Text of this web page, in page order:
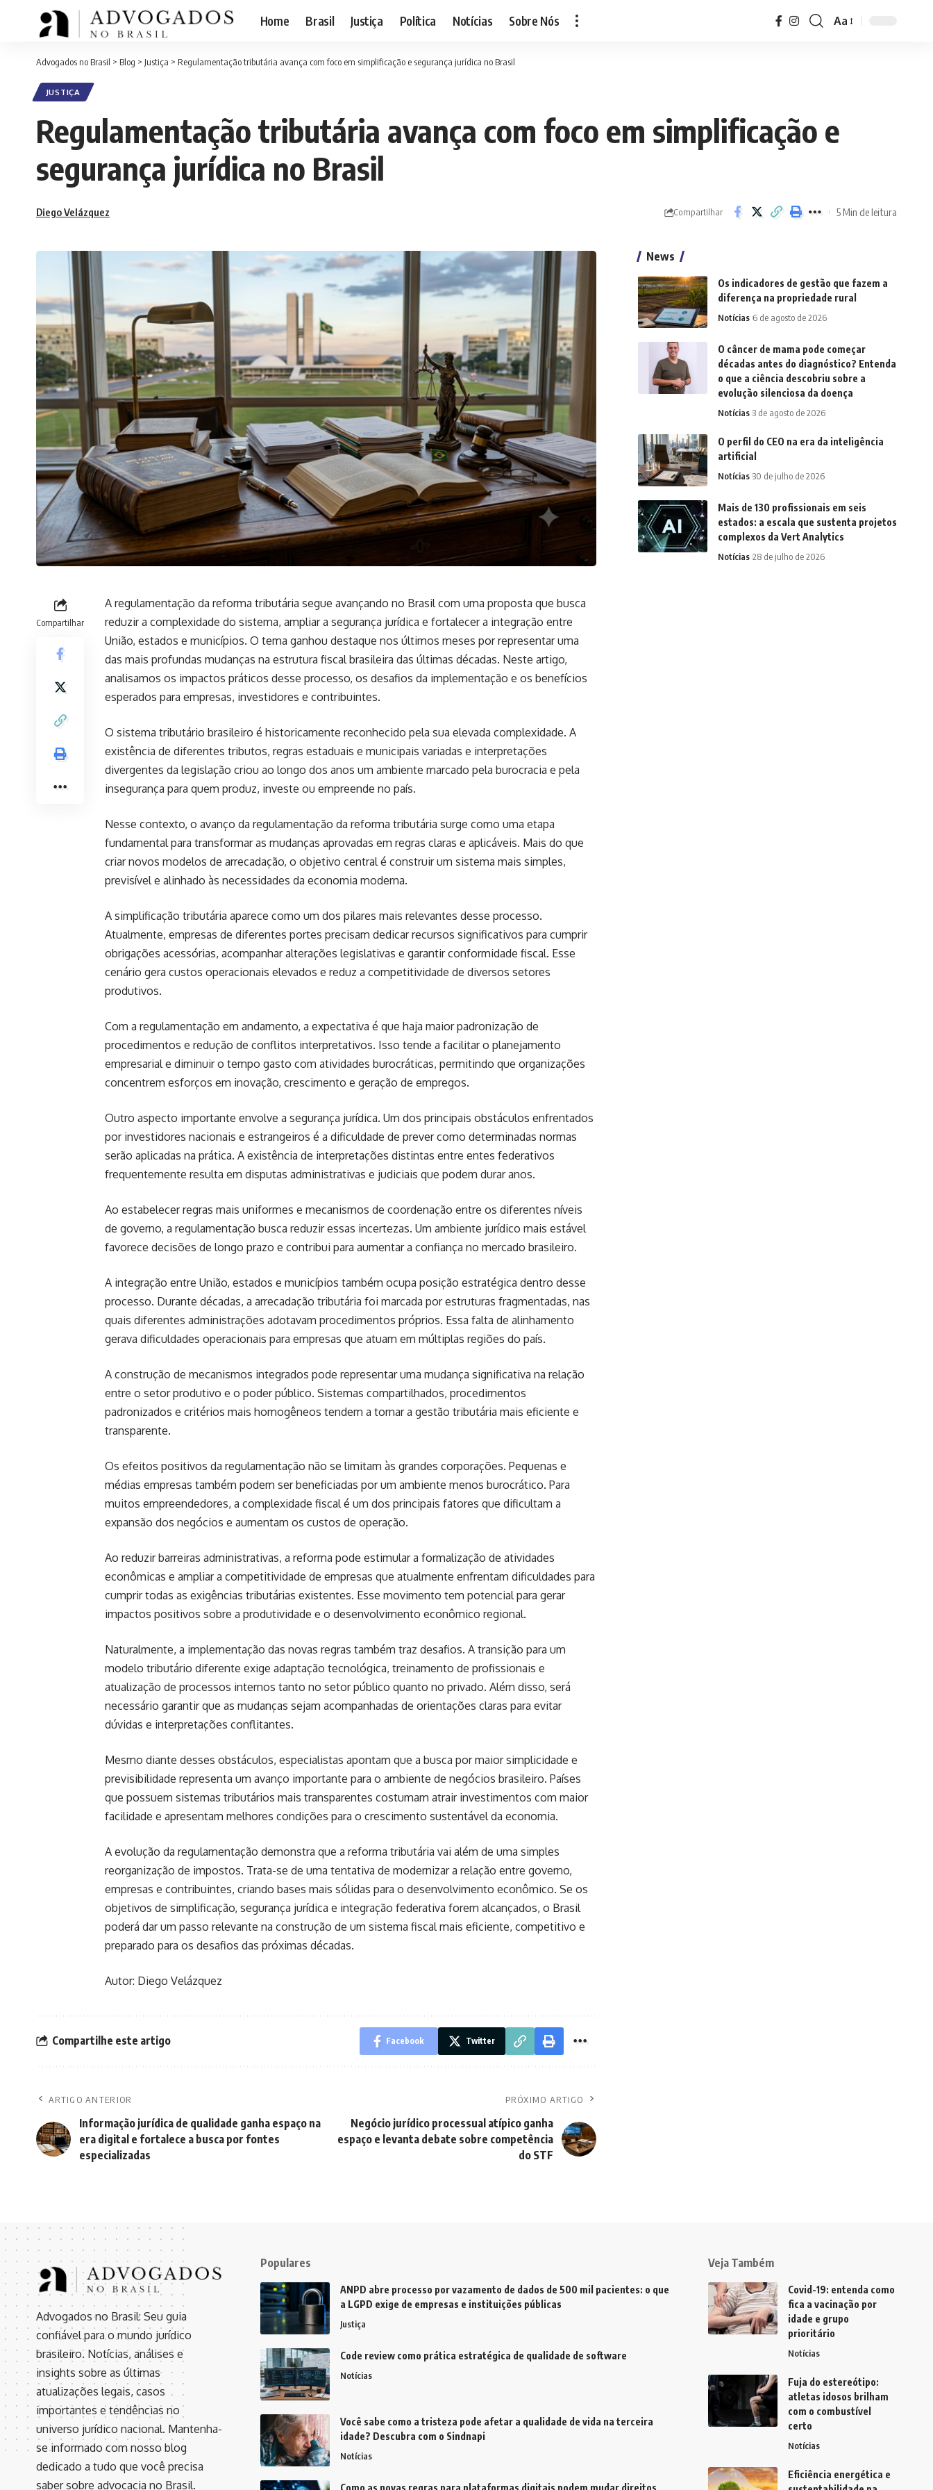
Home Brasil Justiça Política Notícias Sobre Nós
Font
Aa
Advogados no Brasil > Blog > Justiça > Regulamentação tributária avança com foco em simplificação e segurança jurídica no Brasil
JUSTIÇA
Regulamentação tributária avança com foco em simplificação e
segurança jurídica no Brasil
Diego Velázquez Compartilhar 5 Min de leitura
Compartilhar
A regulamentação da reforma tributária segue avançando no Brasil com uma proposta que busca
reduzir a complexidade do sistema, ampliar a segurança jurídica e fortalecer a integração entre
União, estados e municípios. O tema ganhou destaque nos últimos meses por representar uma
das mais profundas mudanças na estrutura fiscal brasileira das últimas décadas. Neste artigo,
analisamos os impactos práticos desse processo, os desafios da implementação e os benefícios
esperados para empresas, investidores e contribuintes.
O sistema tributário brasileiro é historicamente reconhecido pela sua elevada complexidade. A
existência de diferentes tributos, regras estaduais e municipais variadas e interpretações
divergentes da legislação criou ao longo dos anos um ambiente marcado pela burocracia e pela
insegurança para quem produz, investe ou empreende no país.
Nesse contexto, o avanço da regulamentação da reforma tributária surge como uma etapa
fundamental para transformar as mudanças aprovadas em regras claras e aplicáveis. Mais do que
criar novos modelos de arrecadação, o objetivo central é construir um sistema mais simples,
previsível e alinhado às necessidades da economia moderna.
A simplificação tributária aparece como um dos pilares mais relevantes desse processo.
Atualmente, empresas de diferentes portes precisam dedicar recursos significativos para cumprir
obrigações acessórias, acompanhar alterações legislativas e garantir conformidade fiscal. Esse
cenário gera custos operacionais elevados e reduz a competitividade de diversos setores
produtivos.
Com a regulamentação em andamento, a expectativa é que haja maior padronização de
procedimentos e redução de conflitos interpretativos. Isso tende a facilitar o planejamento
empresarial e diminuir o tempo gasto com atividades burocráticas, permitindo que organizações
concentrem esforços em inovação, crescimento e geração de empregos.
Outro aspecto importante envolve a segurança jurídica. Um dos principais obstáculos enfrentados
por investidores nacionais e estrangeiros é a dificuldade de prever como determinadas normas
serão aplicadas na prática. A existência de interpretações distintas entre entes federativos
frequentemente resulta em disputas administrativas e judiciais que podem durar anos.
Ao estabelecer regras mais uniformes e mecanismos de coordenação entre os diferentes níveis
de governo, a regulamentação busca reduzir essas incertezas. Um ambiente jurídico mais estável
favorece decisões de longo prazo e contribui para aumentar a confiança no mercado brasileiro.
A integração entre União, estados e municípios também ocupa posição estratégica dentro desse
processo. Durante décadas, a arrecadação tributária foi marcada por estruturas fragmentadas, nas
quais diferentes administrações adotavam procedimentos próprios. Essa falta de alinhamento
gerava dificuldades operacionais para empresas que atuam em múltiplas regiões do país.
A construção de mecanismos integrados pode representar uma mudança significativa na relação
entre o setor produtivo e o poder público. Sistemas compartilhados, procedimentos
padronizados e critérios mais homogêneos tendem a tornar a gestão tributária mais eficiente e
transparente.
Os efeitos positivos da regulamentação não se limitam às grandes corporações. Pequenas e
médias empresas também podem ser beneficiadas por um ambiente menos burocrático. Para
muitos empreendedores, a complexidade fiscal é um dos principais fatores que dificultam a
expansão dos negócios e aumentam os custos de operação.
Ao reduzir barreiras administrativas, a reforma pode estimular a formalização de atividades
econômicas e ampliar a competitividade de empresas que atualmente enfrentam dificuldades para
cumprir todas as exigências tributárias existentes. Esse movimento tem potencial para gerar
impactos positivos sobre a produtividade e o desenvolvimento econômico regional.
Naturalmente, a implementação das novas regras também traz desafios. A transição para um
modelo tributário diferente exige adaptação tecnológica, treinamento de profissionais e
atualização de processos internos tanto no setor público quanto no privado. Além disso, será
necessário garantir que as mudanças sejam acompanhadas de orientações claras para evitar
dúvidas e interpretações conflitantes.
Mesmo diante desses obstáculos, especialistas apontam que a busca por maior simplicidade e
previsibilidade representa um avanço importante para o ambiente de negócios brasileiro. Países
que possuem sistemas tributários mais transparentes costumam atrair investimentos com maior
facilidade e apresentam melhores condições para o crescimento sustentável da economia.
A evolução da regulamentação demonstra que a reforma tributária vai além de uma simples
reorganização de impostos. Trata-se de uma tentativa de modernizar a relação entre governo,
empresas e contribuintes, criando bases mais sólidas para o desenvolvimento econômico. Se os
objetivos de simplificação, segurança jurídica e integração federativa forem alcançados, o Brasil
poderá dar um passo relevante na construção de um sistema fiscal mais eficiente, competitivo e
preparado para os desafios das próximas décadas.
Autor: Diego Velázquez
Compartilhe este artigo Facebook Twitter
ARTIGO ANTERIOR
Informação jurídica de qualidade ganha espaço na
era digital e fortalece a busca por fontes
especializadas
PRÓXIMO ARTIGO
Negócio jurídico processual atípico ganha
espaço e levanta debate sobre competência
do STF
News
Os indicadores de gestão que fazem a
diferença na propriedade rural
Notícias 6 de agosto de 2026
O câncer de mama pode começar
décadas antes do diagnóstico? Entenda
o que a ciência descobriu sobre a
evolução silenciosa da doença
Notícias 3 de agosto de 2026
O perfil do CEO na era da inteligência
artificial
Notícias 30 de julho de 2026
Mais de 130 profissionais em seis
estados: a escala que sustenta projetos
complexos da Vert Analytics
Notícias 28 de julho de 2026
Advogados no Brasil: Seu guia
confiável para o mundo jurídico
brasileiro. Notícias, análises e
insights sobre as últimas
atualizações legais, casos
importantes e tendências no
universo jurídico nacional. Mantenha-
se informado com nosso blog
dedicado a tudo que você precisa
saber sobre advocacia no Brasil.
Populares
ANPD abre processo por vazamento de dados de 500 mil pacientes: o que
a LGPD exige de empresas e instituições públicas
Justiça
Code review como prática estratégica de qualidade de software
Notícias
Você sabe como a tristeza pode afetar a qualidade de vida na terceira
idade? Descubra com o Sindnapi
Notícias
Como as novas regras para plataformas digitais podem mudar direitos
Veja Também
Covid-19: entenda como
fica a vacinação por
idade e grupo
prioritário
Notícias
Fuja do estereótipo:
atletas idosos brilham
com o combustível
certo
Notícias
Eficiência energética e